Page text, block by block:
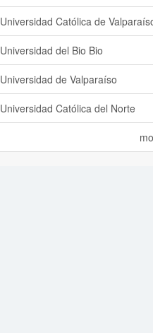
Universidad Católica de
Universidad del Bio Bio
Universidad de Valparaíso
Universidad Católica del Norte